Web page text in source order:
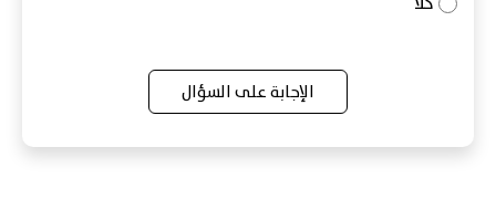
الإجابة على السؤال